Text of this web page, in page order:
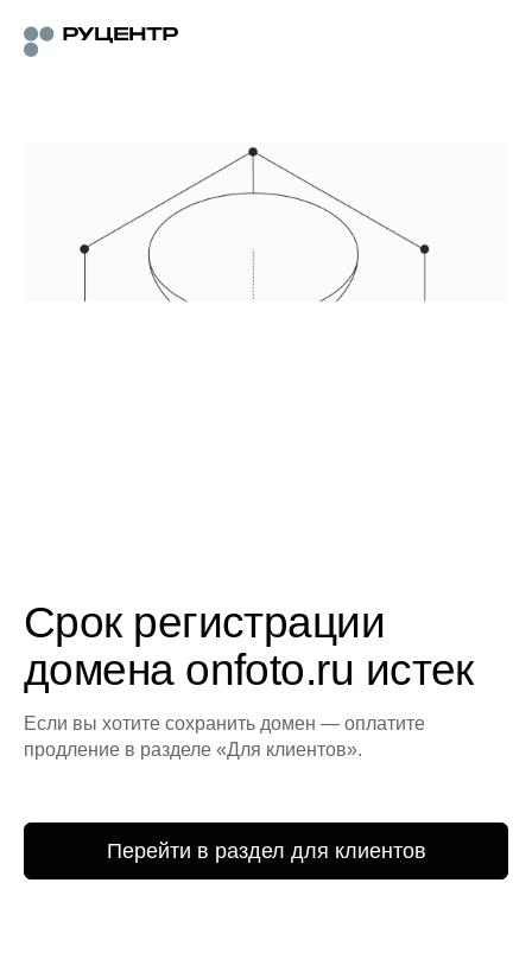
Срок регистрации
домена onfoto.ru истек
Если вы хотите сохранить домен — оплатите
продление в разделе «Для клиентов».
Перейти в раздел для клиентов